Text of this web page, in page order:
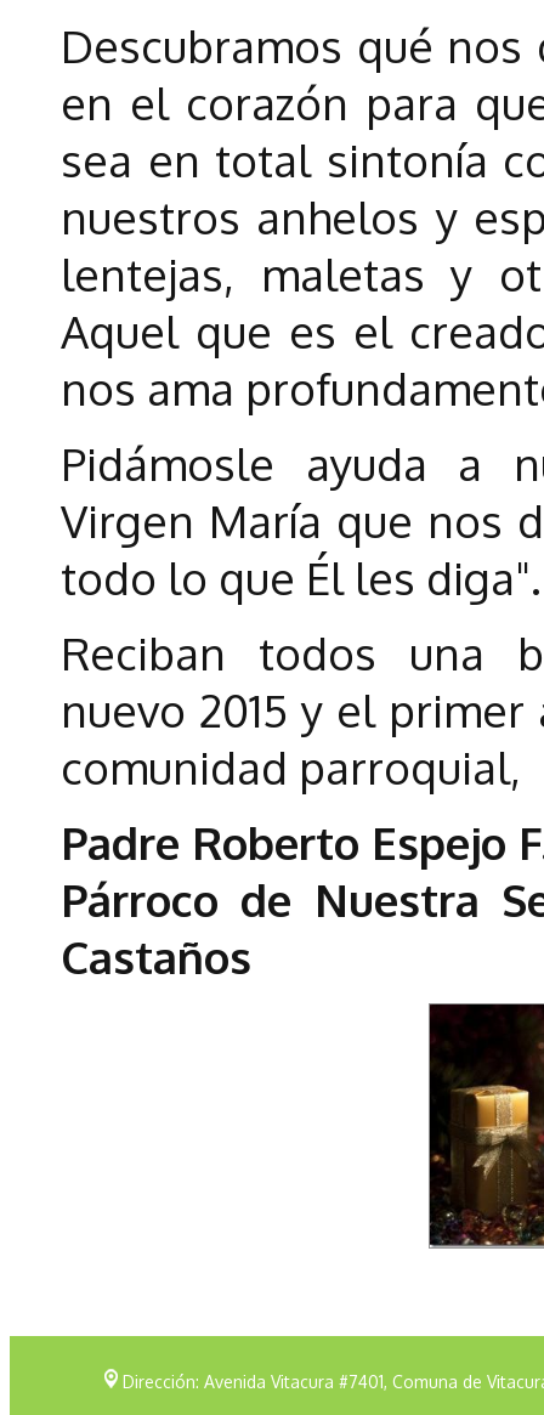
Descubramos qué
en el corazón para
sea en total sintonía
nuestros anhelos y
lentejas, maletas y
Aquel que es el
nos ama
Pidámosle ayuda a
Virgen María que nos
todo lo que Él les
Reciban todos una
nuevo 2015 y el
comunidad parroquial,
Padre Roberto Espejo
Párroco de Nuestra
Castaños
Dirección: Avenida Vitacura #7401, Comuna de